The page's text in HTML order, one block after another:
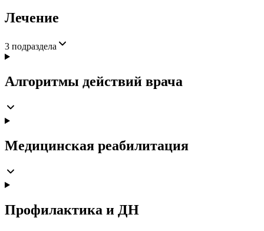
Лечение
3 подраздела
Алгоритмы действий врача
Медицинская реабилитация
Профилактика и ДН